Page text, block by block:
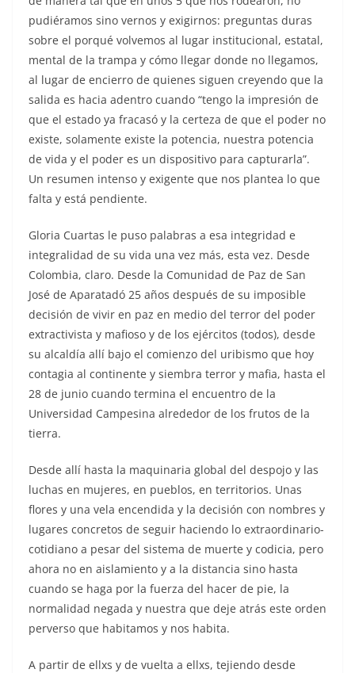
pudiéramos sino vernos y exigirnos: preguntas duras
sobre el porqué volvemos al lugar institucional, estatal,
mental de la trampa y cómo llegar donde no llegamos,
al lugar de encierro de quienes siguen creyendo que la
salida es hacia adentro cuando “tengo la impresión de
que el estado ya fracasó y la certeza de que el poder no
existe, solamente existe la potencia, nuestra potencia
de vida y el poder es un dispositivo para capturarla”.
Un resumen intenso y exigente que nos plantea lo que
falta y está pendiente.
Gloria Cuartas le puso palabras a esa integridad e
integralidad de su vida una vez más, esta vez. Desde
Colombia, claro. Desde la Comunidad de Paz de San
José de Aparatadó 25 años después de su imposible
decisión de vivir en paz en medio del terror del poder
extractivista y mafioso y de los ejércitos (todos), desde
su alcaldía allí bajo el comienzo del uribismo que hoy
contagia al continente y siembra terror y mafia, hasta el
28 de junio cuando termina el encuentro de la
Universidad Campesina alrededor de los frutos de la
tierra.
Desde allí hasta la maquinaria global del despojo y las
luchas en mujeres, en pueblos, en territorios. Unas
flores y una vela encendida y la decisión con nombres y
lugares concretos de seguir haciendo lo extraordinario-
cotidiano a pesar del sistema de muerte y codicia, pero
ahora no en aislamiento y a la distancia sino hasta
cuando se haga por la fuerza del hacer de pie, la
normalidad negada y nuestra que deje atrás este orden
perverso que habitamos y nos habita.
A partir de ellxs y de vuelta a ellxs, tejiendo desde